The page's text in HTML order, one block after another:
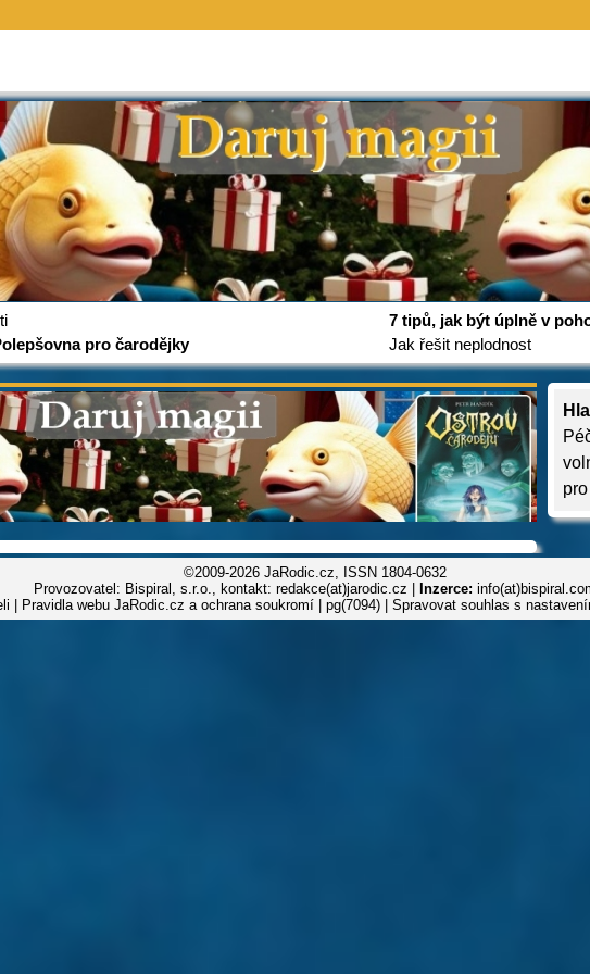
pro čarodějky
7 tipů, jak být úplně v
Jak řešit neplodnost
©2009-2026 JaRodic.cz, ISSN 1804-0632
Provozovatel: Bispiral, s.r.o., kontakt: redakce(at)jarodic.cz |
Inzerce:
Pravidla webu JaRodic.cz a ochrana soukromí | pg(7094) | Spravovat souhlas s